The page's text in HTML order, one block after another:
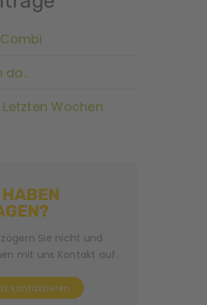
da..
Wochen
Sie nicht und
mit uns Kontakt auf.
kontaktieren